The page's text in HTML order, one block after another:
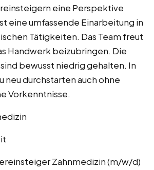
eine Perspektive
eine umfassende Einarbeitung in
Tätigkeiten. Das Team freut
Handwerk beizubringen. Die
bewusst niedrig gehalten. In
neu durchstarten auch ohne
Vorkenntnisse.
Zahnmedizin (m/w/d)